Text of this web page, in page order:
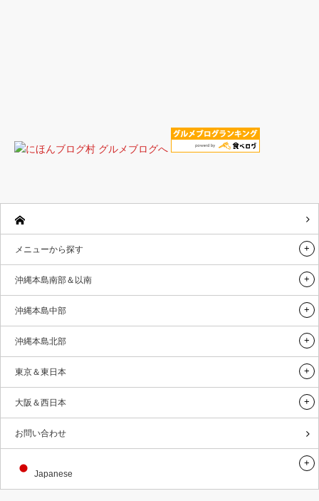
メニューから探す
沖縄本島南部＆以南
沖縄本島中部
沖縄本島北部
東京＆東日本
大阪＆西日本
お問い合わせ
Japanese